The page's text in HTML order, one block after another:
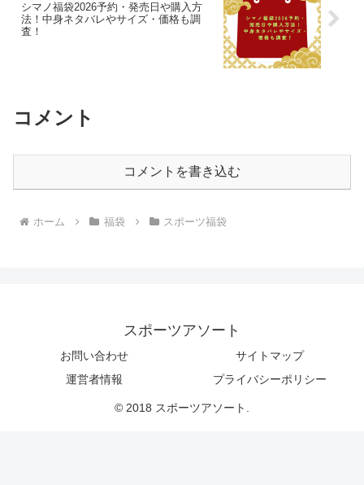
シマノ福袋2026予約・発売日や購入方
法！中身ネタバレやサイズ・価格も調
査！
コメント
コメントを書き込む
ホーム 福袋 スポーツ福袋
スポーツアソート
お問い合わせ
サイトマップ
運営者情報
プライバシーポリシー
© 2018 スポーツアソート.